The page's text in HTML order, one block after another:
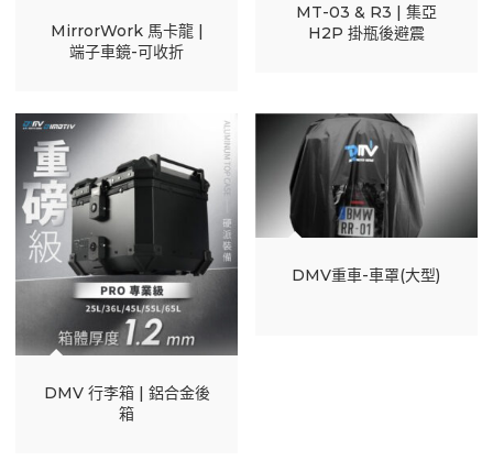
MirrorWork 馬卡龍 |
端子車鏡-可收折
MT-03 & R3 | 集亞
H2P 掛瓶後避震
DMV 行李箱 | 鋁合金後
箱
DMV重車-車罩(大型)